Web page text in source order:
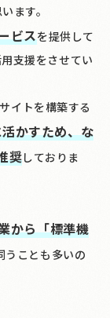
ます。
ビスを提供して
支援をさせてい
イトを構築する
かすため、な
奨しておりま
から「標準機
うことも多いの